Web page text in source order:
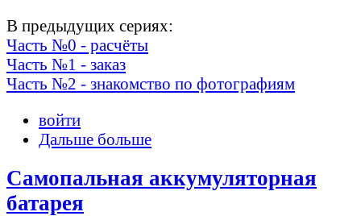
В предыдущих сериях:
Часть №0 - расчёты
Часть №1 - заказ
Часть №2 - знакомство по фотографиям
войти
Дальше больше
Самопальная аккумуляторная
батарея